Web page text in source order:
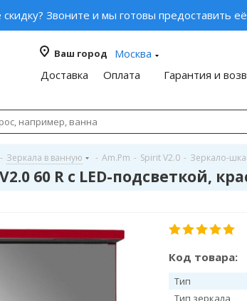
Звоните и мы готовы
Ваш город
Москва
Доставка
Оплата Гарантия и
- Зеркала в ванную - Am.Pm - Spirit V2.0 - Зеркало-
60 R с LED-подсветкой,
Код товара:
Тип
Тип зеркала